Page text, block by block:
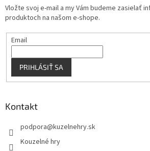
Vložte svoj e-mail a my Vám budeme zasielať
produktoch na našom e-shope.
Email
PRIHLÁSIŤ SA
Kontakt
podpora@kuzelnehry.sk
Kouzelné hry